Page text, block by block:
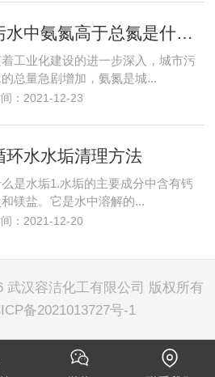
污水中氨氮高于总氮是什么原因
着工业化建设的进一步深入，城市污
的总量急剧增加，氨氮是城...
：2021-12-23
环水水垢清理方法
是水垢1.水垢的主要成分中含有钙
镁盐。它是水中溶解的...
：2021-12-20
武汉容洁化工有限公司 版权所有
备2021013727号-1